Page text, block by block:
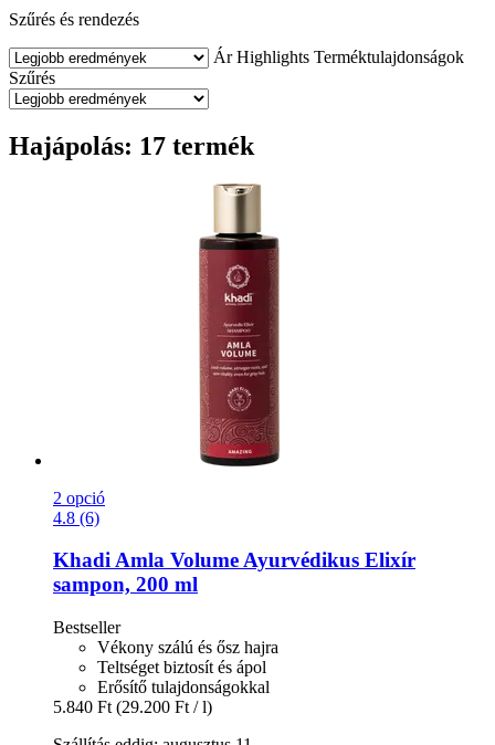
Szűrés és rendezés
Ár Highlights Terméktulajdonságok
Szűrés
Hajápolás: 17 termék
2 opció
4.8 (6)
KhadiAmla Volume Ayurvédikus Elixír
sampon, 200 ml
Bestseller
Vékony szálú és ősz hajra
Teltséget biztosít és ápol
Erősítő tulajdonságokkal
5.840 Ft (29.200 Ft / l)